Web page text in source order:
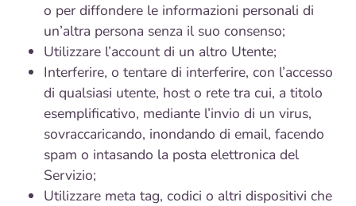
o per diffondere le informazioni personali di
un’altra persona senza il suo consenso;
Utilizzare l’account di un altro Utente;
Interferire, o tentare di interferire, con l’accesso
di qualsiasi utente, host o rete tra cui, a titolo
esemplificativo, mediante l’invio di un virus,
sovraccaricando, inondando di email, facendo
spam o intasando la posta elettronica del
Servizio;
Utilizzare meta tag, codici o altri dispositivi che